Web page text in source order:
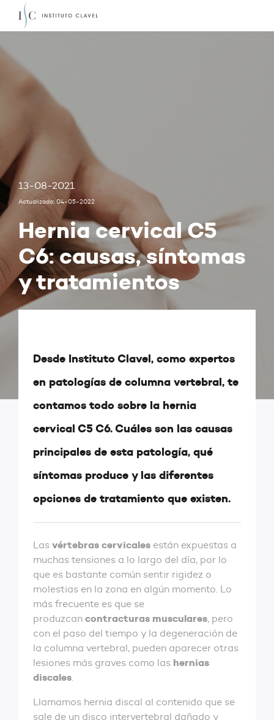
13-08-2021
Actualizado: 04-05-2022
Hernia cervical C5
C6: causas, síntomas
y tratamientos
Desde Instituto Clavel, como expertos
en patologías de columna vertebral, te
contamos todo sobre la hernia
cervical C5 C6. Cuáles son las causas
principales de esta patología, qué
síntomas produce y las diferentes
opciones de tratamiento que existen.
Las vértebras cervicales están expuestas a
muchas tensiones a lo largo del día, por lo
que es bastante común sentir rigidez o
molestias en la zona en algún momento. Lo
más frecuente es que se
produzcan contracturas musculares, pero
con el paso del tiempo y la degeneración de
la columna vertebral, pueden aparecer otras
lesiones más graves como las hernias
discales.
Llamamos hernia discal al contenido que se
sale de un disco intervertebral dañado y